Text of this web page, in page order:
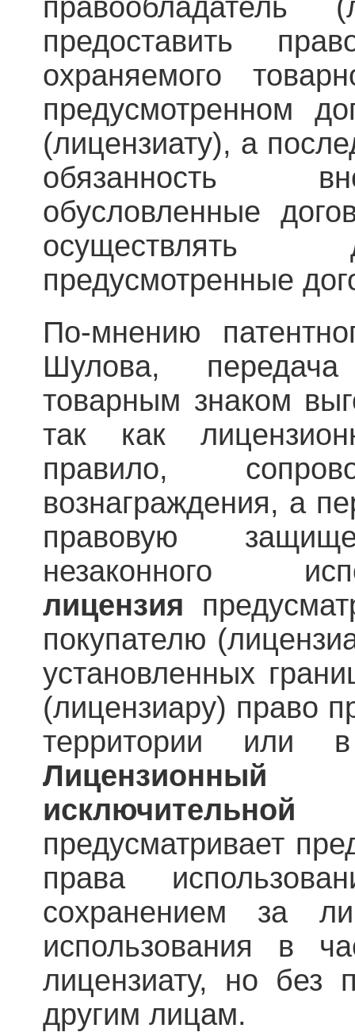
правообладатель
предоставить
охраняемого
предусмотренном
(лицензиату), а
обязанность
обусловленные
осуществлять
предусмотренные
По-мнению
Шулова,
товарным знаком
так как
правило,
вознаграждения, а
правовую
незаконного
лицензия
покупателю
установленных
(лицензиару) право
территории или
предусматривает
права
сохранением за
использования в
лицензиату, но без
другим лицам.